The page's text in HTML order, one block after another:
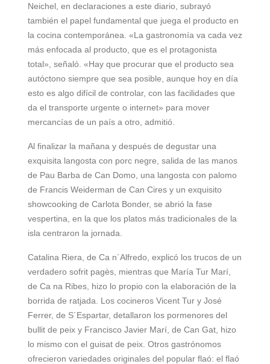
Neichel, en declaraciones a este diario, subrayó
también el papel fundamental que juega el producto en
la cocina contemporánea. «La gastronomía va cada vez
más enfocada al producto, que es el protagonista
total», señaló. «Hay que procurar que el producto sea
autóctono siempre que sea posible, aunque hoy en día
esto es algo difícil de controlar, con las facilidades que
da el transporte urgente o internet» para mover
mercancías de un país a otro, admitió.
Al finalizar la mañana y después de degustar una
exquisita langosta con porc negre, salida de las manos
de Pau Barba de Can Domo, una langosta con palomo
de Francis Weiderman de Can Cires y un exquisito
showcooking de Carlota Bonder, se abrió la fase
vespertina, en la que los platos más tradicionales de la
isla centraron la jornada.
Catalina Riera, de Ca n´Alfredo, explicó los trucos de un
verdadero sofrit pagès, mientras que María Tur Marí,
de Ca na Ribes, hizo lo propio con la elaboración de la
borrida de ratjada. Los cocineros Vicent Tur y José
Ferrer, de S´Espartar, detallaron los pormenores del
bullit de peix y Francisco Javier Marí, de Can Gat, hizo
lo mismo con el guisat de peix. Otros gastrónomos
ofrecieron variedades originales del popular flaó: el flaó